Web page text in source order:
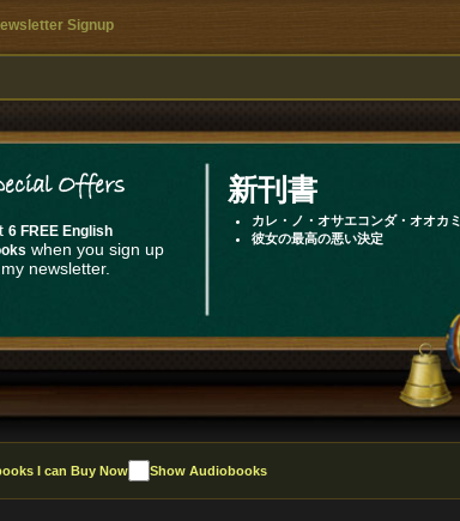
Signup
Offers
6 FREE English
when you sign up
newsletter.
新刊書
カレ・ノ・オサエコンダ・オオカミ
彼女の最高の悪い決定
I can Buy Now Show Audiobooks